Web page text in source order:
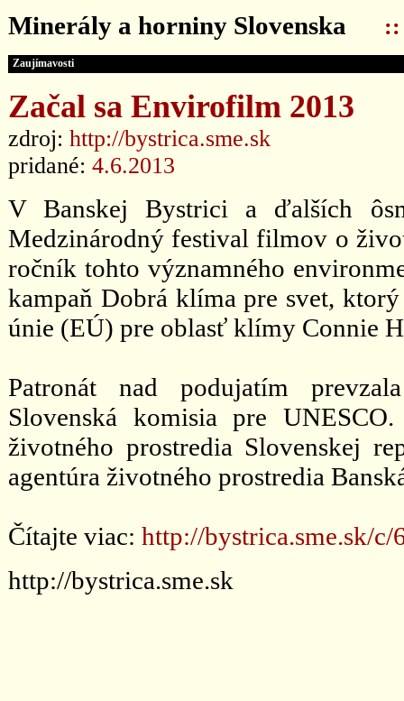
Minerály a horniny Slovenska ::
Zaujímavosti
Začal sa Envirofilm 2013
zdroj: http://bystrica.sme.sk
pridané: 4.6.2013
V Banskej Bystrici a ďalších
Medzinárodný festival filmov o
ročník tohto významného
kampaň Dobrá klíma pre svet,
únie (EÚ) pre oblasť klímy Connie
Patronát nad podujatím
Slovenská komisia pre
životného prostredia Slovenskej
agentúra životného prostredia
Čítajte viac: http://bystrica.sme.sk/
http://bystrica.sme.sk